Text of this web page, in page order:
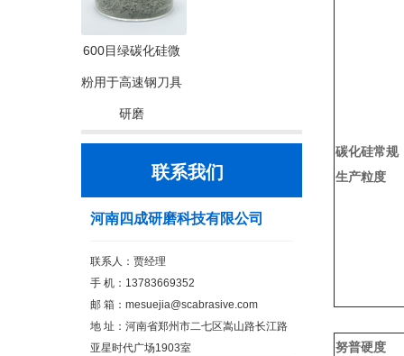
600目绿碳化硅微
粉用于高速钢刀具
研磨
联系我们
河南四成研磨科技有限公司
联系人：贾经理
手 机：13783669352
邮 箱： mesuejia@scabrasive.com
地 址：河南省郑州市二七区嵩山路长江路
亚星时代广场1903室
碳化硅常规
生产粒度
努普硬度